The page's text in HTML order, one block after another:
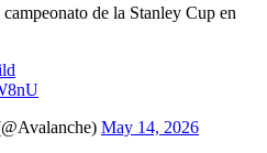
de la Stanley Cup en
May 14, 2026